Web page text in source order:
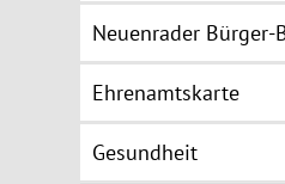
Neuenrader Bürger-
Ehrenamtskarte
Gesundheit